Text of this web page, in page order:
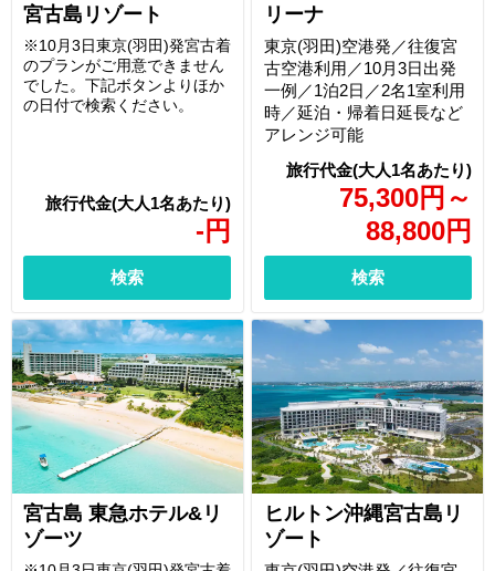
宮古島リゾート
- 円
※10月3日東京(羽田)発宮古着
のプランがご用意できません
でした。下記ボタンよりほか
の日付で検索ください。
検索
リーナ
75,300円 ～
88,800円
東京(羽田)空港発／往復宮
古空港利用／10月3日出発
一例／1泊2日／2名1室利用
時／延泊・帰着日延長など
アレンジ可能
検索
宮古島 東急ホテル&リ
ゾーツ
ヒルトン沖縄宮古島リ
ゾート